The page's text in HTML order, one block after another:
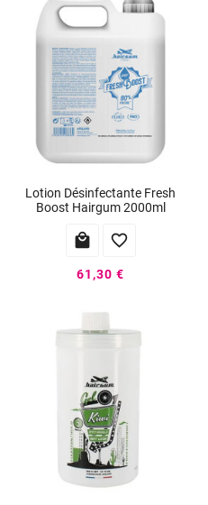
Lotion Désinfectante Fresh
Boost Hairgum 2000ml
 
61,30 €